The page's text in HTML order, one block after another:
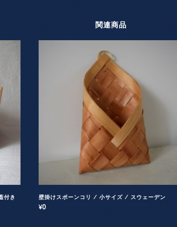
関連商品
付き
壁掛けスポーンコリ / 小サイズ / スウェーデン
¥0